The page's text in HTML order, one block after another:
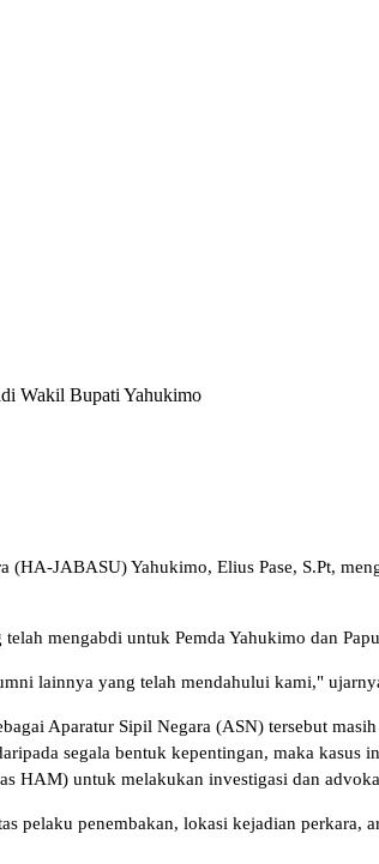
Wakil Bupati Yahukimo
JABASU) Yahukimo, Elius Pase, S.Pt,
mengabdi untuk Pemda Yahukimo dan
lainnya yang telah mendahului kami,"
Aparatur Sipil Negara (ASN) tersebut
segala bentuk kepentingan, maka
HAM) untuk melakukan investigasi dan
penembakan, lokasi kejadian perkara,